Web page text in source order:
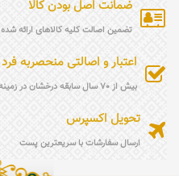
ضمانت اصل بودن کالا
تضمین اصالت کلیه کالاهای ارائه شده
اعتبار و اصالتی منحصربه فرد
بیش از 70 سال سابقه درخشان در زمینه فروش انواع محصولات
تحویل اکسپرس
ارسال سفارشات با سریعترین پست